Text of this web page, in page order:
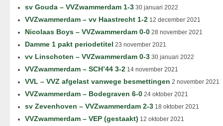
sv Gouda – VVZwammerdam 1-3 30 januari 2022
VVZwammerdam – vv Haastrecht 1-2 12 december 2021
Nicolaas Boys – VVZwammerdam 0-0 28 november 2021
Damme 1 pakt periodetitel 23 november 2021
vv Linschoten – VVZwammerdam 0-3 30 januari 2022
VVZwammerdam – SCH’44 3-2 14 november 2021
VVL – VVZ afgelast vanwege besmettingen 2 november 2021
VVZwammerdam – Bodegraven 6-0 24 oktober 2021
sv Zevenhoven – VVZwammerdam 2-3 18 oktober 2021
VVZwammerdam – VEP (gestaakt) 12 oktober 2021